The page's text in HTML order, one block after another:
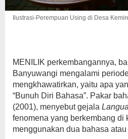
Ilustrasi-Perempuan Using di Desa
MENILIK perkembangannya,
Banyuwangi mengalami
mengkhawatirkan, yaitu apa
“Bunuh Diri Bahasa”. Pakar
(2001), menyebut gejala
fenomena yang berkembang di
menggunakan dua bahasa